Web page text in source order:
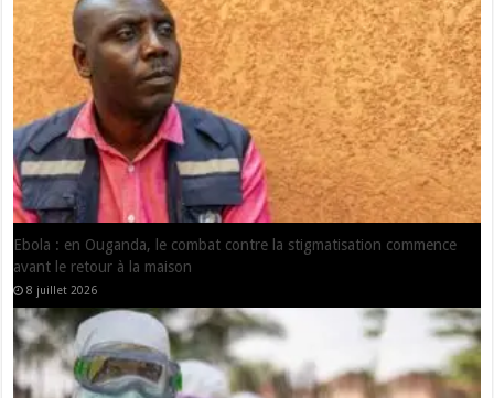
RDC : le nombre de zone de santé affecté d’Ebola passe de 29 à 33
24 juin 2026